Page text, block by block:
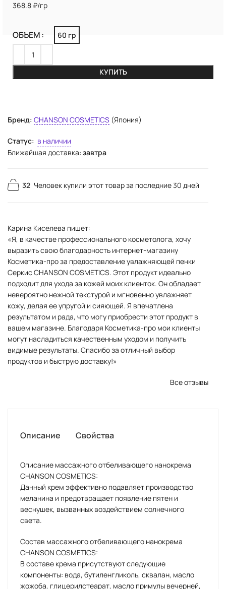
Бренд: CHANSON COSMETICS (Япония)
Статус: в наличии
Ближайшая доставка: завтра
32 Человек купили этот товар за последние 30 дней
Карина Киселева пишет:
«Я, в качестве профессионального косметолога, хочу
выразить свою благодарность интернет-магазину
Косметика-про за предоставление увлажняющей пенки
Серкис CHANSON COSMETICS. Этот продукт идеально
подходит для ухода за кожей моих клиенток. Он обладает
невероятно нежной текстурой и мгновенно увлажняет
кожу, делая ее упругой и сияющей. Я впечатлена
результатом и рада, что могу приобрести этот продукт в
вашем магазине. Благодаря Косметика-про мои клиенты
могут насладиться качественным уходом и получить
видимые результаты. Спасибо за отличный выбор
продуктов и быструю доставку!»
Все отзывы
368.8 ₽/гр
ОБЪЕМ 60 гр
КУПИТЬ
Описание Свойства
Описание массажного отбеливающего нанокрема
CHANSON COSMETICS:
Данный крем эффективно подавляет производство
меланина и предотвращает появление пятен и
веснушек, вызванных воздействием солнечного
света.
Состав массажного отбеливающего нанокрема
CHANSON COSMETICS:
В составе крема присутствуют следующие
компоненты: вода, бутиленгликоль, сквалан, масло
жожоба, глицерилстеарат, масло примулы вечерней,